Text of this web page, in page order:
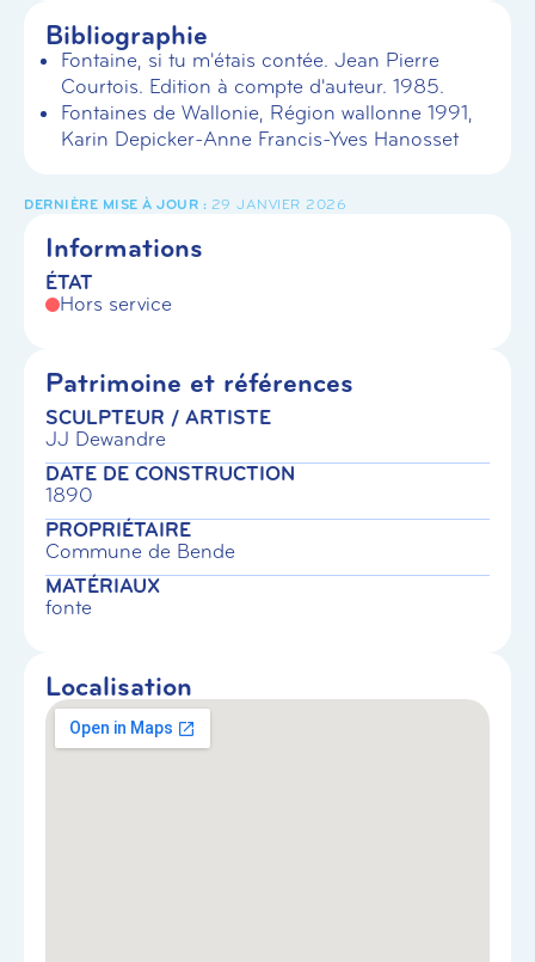
Bibliographie
Fontaine, si tu m'étais contée. Jean Pierre
Courtois. Edition à compte d'auteur. 1985.
Fontaines de Wallonie, Région wallonne 1991,
Karin Depicker-Anne Francis-Yves Hanosset
29 JANVIER 2026
Informations
ÉTAT
Hors service
Patrimoine et références
SCULPTEUR / ARTISTE
JJ Dewandre
DATE DE CONSTRUCTION
1890
PROPRIÉTAIRE
Commune de Bende
MATÉRIAUX
fonte
Localisation